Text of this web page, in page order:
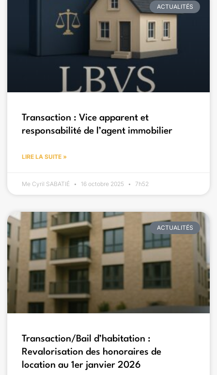
ACTUALITÉS
Transaction : Vice apparent et
responsabilité de l’agent immobilier
LIRE LA SUITE »
Me Cyril SABATIÉ 16 octobre 2025 7h52
ACTUALITÉS
Transaction/Bail d’habitation :
Revalorisation des honoraires de
location au 1er janvier 2026